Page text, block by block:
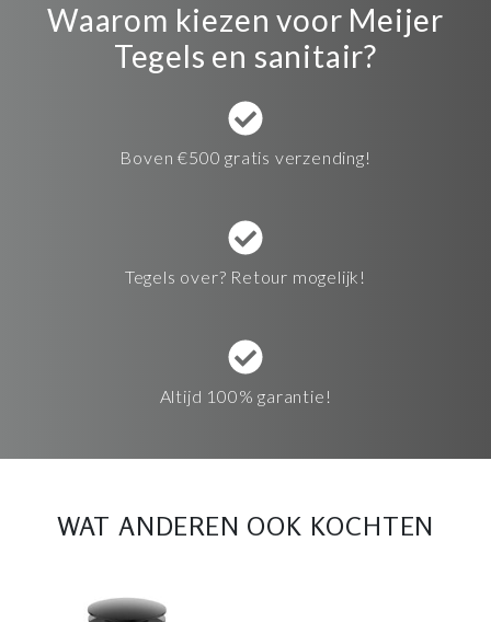
Waarom kiezen voor Meijer
Tegels en sanitair?
Boven €500 gratis verzending!
Tegels over? Retour mogelijk!
Altijd 100% garantie!
WAT ANDEREN OOK KOCHTEN